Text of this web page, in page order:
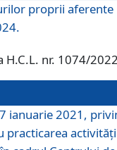
proprii aferente
H.C.L. nr. 1074/
ianuarie 2021,
practicarea